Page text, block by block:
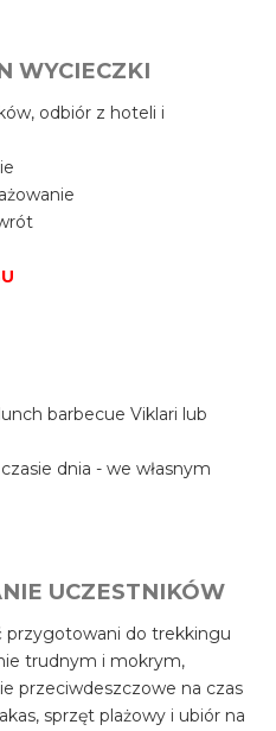
WYCIECZKI
odbiór z hoteli i
barbecue Viklari lub
dnia - we własnym
UCZESTNIKÓW
przygotowani do trekkingu
trudnym i mokrym,
przeciwdeszczowe na czas
sprzęt plażowy i ubiór na